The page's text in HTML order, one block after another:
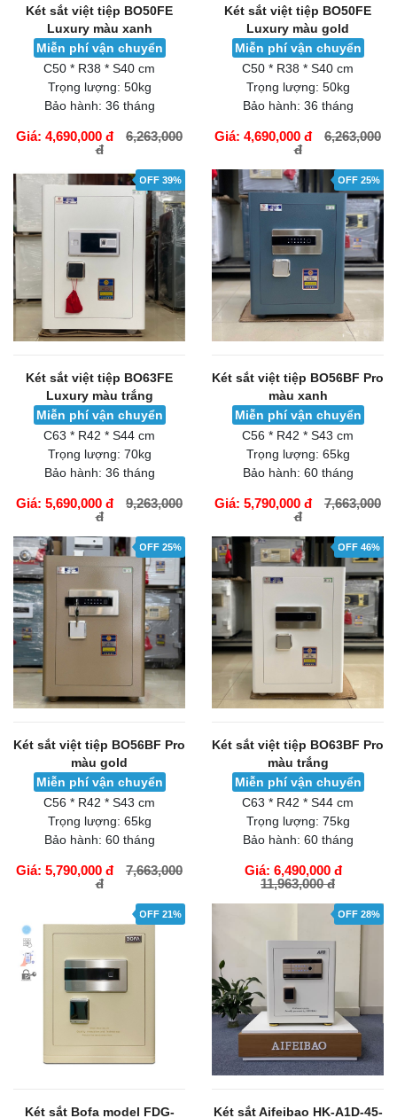
Két sắt việt tiệp BO50FE
Luxury màu xanh
Miễn phí vận chuyển
C50 * R38 * S40 cm
Trọng lượng: 50kg
Bảo hành: 36 tháng
Giá: 4,690,000 đ
6,263,000
đ
Két sắt việt tiệp BO50FE
Luxury màu gold
Miễn phí vận chuyển
C50 * R38 * S40 cm
Trọng lượng: 50kg
Bảo hành: 36 tháng
Giá: 4,690,000 đ
6,263,000
đ
OFF 39%
Két sắt việt tiệp BO63FE
Luxury màu trắng
Miễn phí vận chuyển
C63 * R42 * S44 cm
Trọng lượng: 70kg
Bảo hành: 36 tháng
Giá: 5,690,000 đ
9,263,000
đ
OFF 25%
Két sắt việt tiệp BO56BF Pro
màu xanh
Miễn phí vận chuyển
C56 * R42 * S43 cm
Trọng lượng: 65kg
Bảo hành: 60 tháng
Giá: 5,790,000 đ
7,663,000
đ
OFF 25%
Két sắt việt tiệp BO56BF Pro
màu gold
Miễn phí vận chuyển
C56 * R42 * S43 cm
Trọng lượng: 65kg
Bảo hành: 60 tháng
Giá: 5,790,000 đ
7,663,000
đ
OFF 46%
Két sắt việt tiệp BO63BF Pro
màu trắng
Miễn phí vận chuyển
C63 * R42 * S44 cm
Trọng lượng: 75kg
Bảo hành: 60 tháng
Giá: 6,490,000 đ
11,963,000 đ
GIỎ HÀNG
OFF 21%
Két sắt Bofa model FDG-
OFF 28%
Két sắt Aifeibao HK-A1D-45-